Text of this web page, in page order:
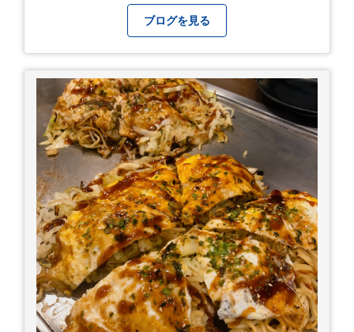
から、あっという間に半年が過ぎやっとこさ。 3
日後のこと。不思議ですね。 気にかかる事1つ
目。友人の長期入院から退院の知らせあり！ 気に
かかる事2つ目。疎遠だった知人の訪問あり！ 気
にかかるetcが徐々に....。 気の持ちようと、タイ
ミングかもしれませんが。お宮参りはお薦めで
す。
ブログを見る